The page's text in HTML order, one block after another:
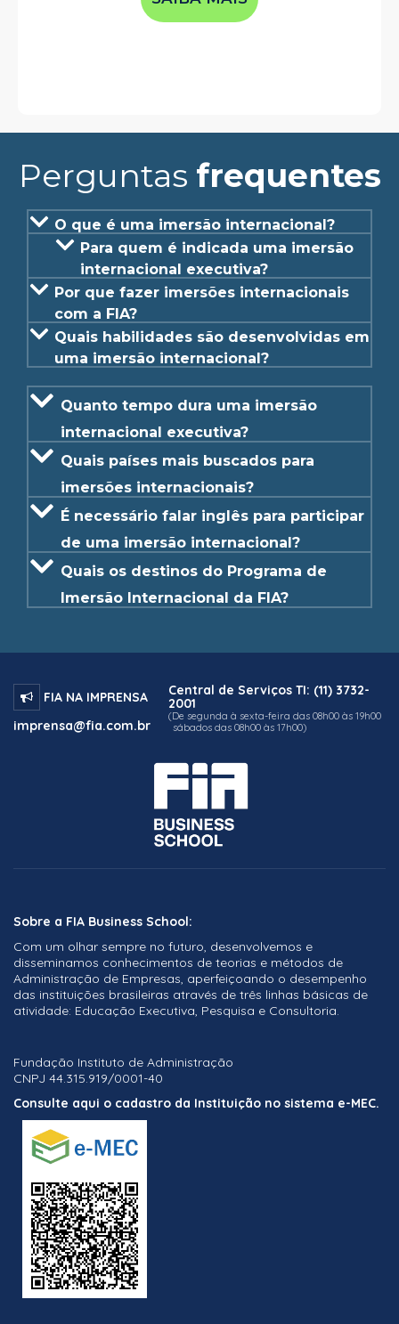
Perguntas frequentes
O que é uma imersão internacional?
Para quem é indicada uma imersão
internacional executiva?
Por que fazer imersões internacionais
com a FIA?
Quais habilidades são desenvolvidas em
uma imersão internacional?
Quanto tempo dura uma imersão
internacional executiva?
Quais países mais buscados para
imersões internacionais?
É necessário falar inglês para participar
de uma imersão internacional?
Quais os destinos do Programa de
Imersão Internacional da FIA?
FIA NA IMPRENSA
imprensa@fia.com.br
Central de Serviços TI: (11) 3732-
2001
(De segunda à sexta-feira das 08h00 às 19h00
sábados das 08h00 às 17h00)
Sobre a FIA Business School:
Com um olhar sempre no futuro, desenvolvemos e
disseminamos conhecimentos de teorias e métodos de
Administração de Empresas, aperfeiçoando o desempenho
das instituições brasileiras através de três linhas básicas de
atividade: Educação Executiva, Pesquisa e Consultoria.
Fundação Instituto de Administração
CNPJ 44.315.919/0001-40
Consulte aqui o cadastro da Instituição no sistema e-MEC.